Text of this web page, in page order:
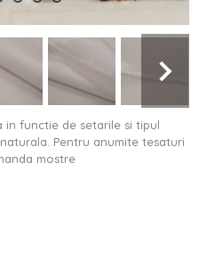
in functie de setarile si tipul
Pentru anumite tesaturi
mostre